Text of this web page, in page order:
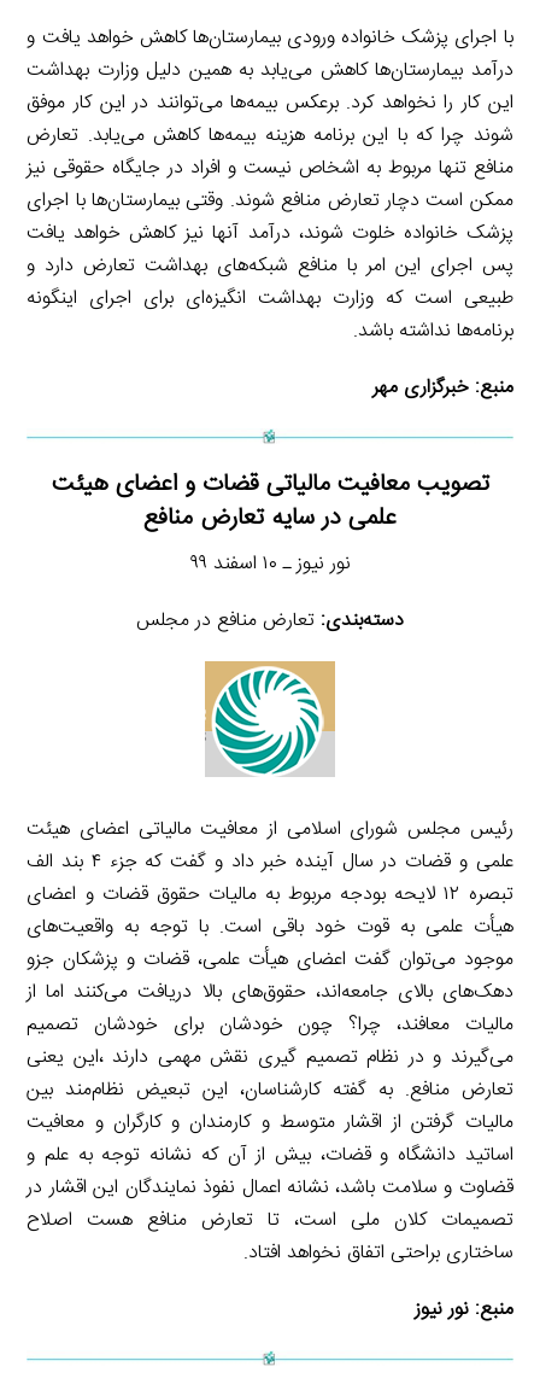
با اجرای پزشک خانواده ورودی بیمارستان‌ها کاهش خواهد یافت و
درآمد بیمارستان‌ها کاهش می‌یابد به همین دلیل وزارت بهداشت
این کار را نخواهد کرد. برعکس بیمه‌ها می‌توانند در این کار موفق
شوند چرا که با این برنامه هزینه بیمه‌ها کاهش می‌یابد. تعارض
منافع تنها مربوط به اشخاص نیست و افراد در جایگاه حقوقی نیز
ممکن است دچار تعارض منافع شوند. وقتی بیمارستان‌ها با اجرای
پزشک خانواده خلوت شوند، درآمد آنها نیز کاهش خواهد یافت
پس اجرای این امر با منافع شبکه‌های بهداشت تعارض دارد و
طبیعی است که وزارت بهداشت انگیزه‌ای برای اجرای اینگونه
برنامه‌ها نداشته باشد.
منبع: خبرگزاری مهر
تصویب معافیت مالیاتی قضات و اعضای هیئت
علمی در سایه تعارض منافع
نور نیوز ـ ۱۰ اسفند ۹۹
دسته‌بندی: تعارض منافع در مجلس
رئیس مجلس شورای اسلامی از معافیت مالیاتی اعضای هیئت
علمی و قضات در سال آینده خبر داد و گفت که جزء ۴ بند الف
تبصره ۱۲ لایحه بودجه مربوط به مالیات حقوق قضات و اعضای
هیأت علمی به قوت خود باقی است. با توجه به واقعیت‌های
موجود می‌توان گفت اعضای هیأت علمی، قضات و پزشکان جزو
دهک‌های بالای جامعه‌اند، حقوق‌های بالا دریافت می‌کنند اما از
مالیات معافند، چرا؟ چون خودشان برای خودشان تصمیم
می‌گیرند و در نظام تصمیم گیری نقش مهمی دارند ،این یعنی
تعارض منافع. به گفته کارشناسان، این تبعیض نظام‌مند بین
مالیات گرفتن از اقشار متوسط و کارمندان و کارگران و معافیت
اساتید دانشگاه و قضات، بیش از آن که نشانه توجه به علم و
قضاوت و سلامت باشد، نشانه اعمال نفوذ نمایندگان این اقشار در
تصمیمات کلان ملی است، تا تعارض منافع هست اصلاح
ساختاری براحتی اتفاق نخواهد افتاد.
منبع: نور نیوز